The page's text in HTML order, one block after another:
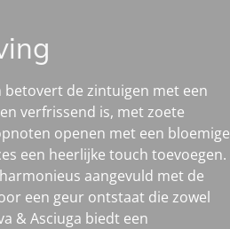
betovert de zintuigen met een
verfrissend is, met zoete
openen met een bloemige
een heerlijke touch toevoegen.
aangevuld met de
een geur ontstaat die zowel
& Asciuga biedt een